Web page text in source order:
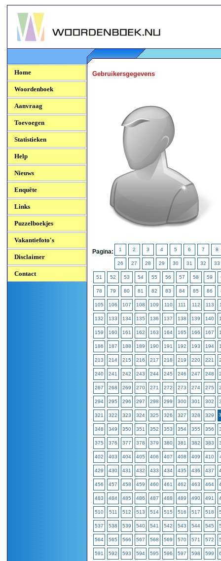
Woordenboek.NU
Home
Woordenboek
Aanvraag
Toevoegen
Statistieken
Help
Nieuws
Enquête
Links
Puzzelboekjes
Vakantiefoto's
Disclaimer
Contact
Gebruikersgegevens
Pagina: 1 2 3 4 5 6 7 8
26 27 28 29 30 31 32 33
51 52 53 54 55 56 57 58 59
78 79 80 81 82 83 84 85 86
105 106 107 108 109 110 111 112 113
132 133 134 135 136 137 138 139 140
159 160 161 162 163 164 165 166 167
186 187 188 189 190 191 192 193 194
213 214 215 216 217 218 219 220 221
240 241 242 243 244 245 246 247 248
267 268 269 270 271 272 273 274 275
294 295 296 297 298 299 300 301 302
321 322 323 324 325 326 327 328 329
348 349 350 351 352 353 354 355 356
375 376 377 378 379 380 381 382 383
402 403 404 405 406 407 408 409 410
429 430 431 432 433 434 435 436 437
456 457 458 459 460 461 462 463 464
483 484 485 486 487 488 489 490 491
510 511 512 513 514 515 516 517 518
537 538 539 540 541 542 543 544 545
564 565 566 567 568 569 570 571 572
591 592 593 594 595 596 597 598 599